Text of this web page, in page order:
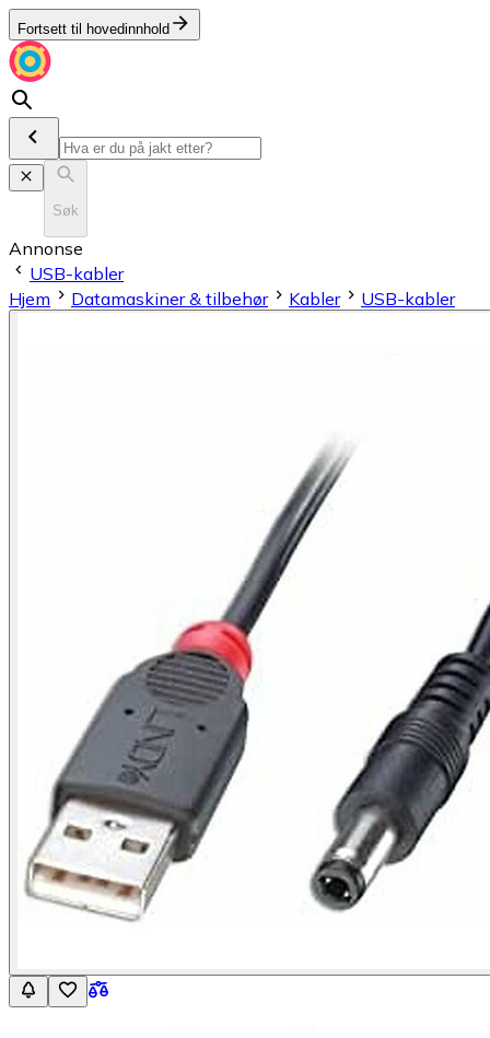
Fortsett til hovedinnhold
Søk
Annonse
USB-kabler
Hjem
Datamaskiner & tilbehør Kabler USB-kabler